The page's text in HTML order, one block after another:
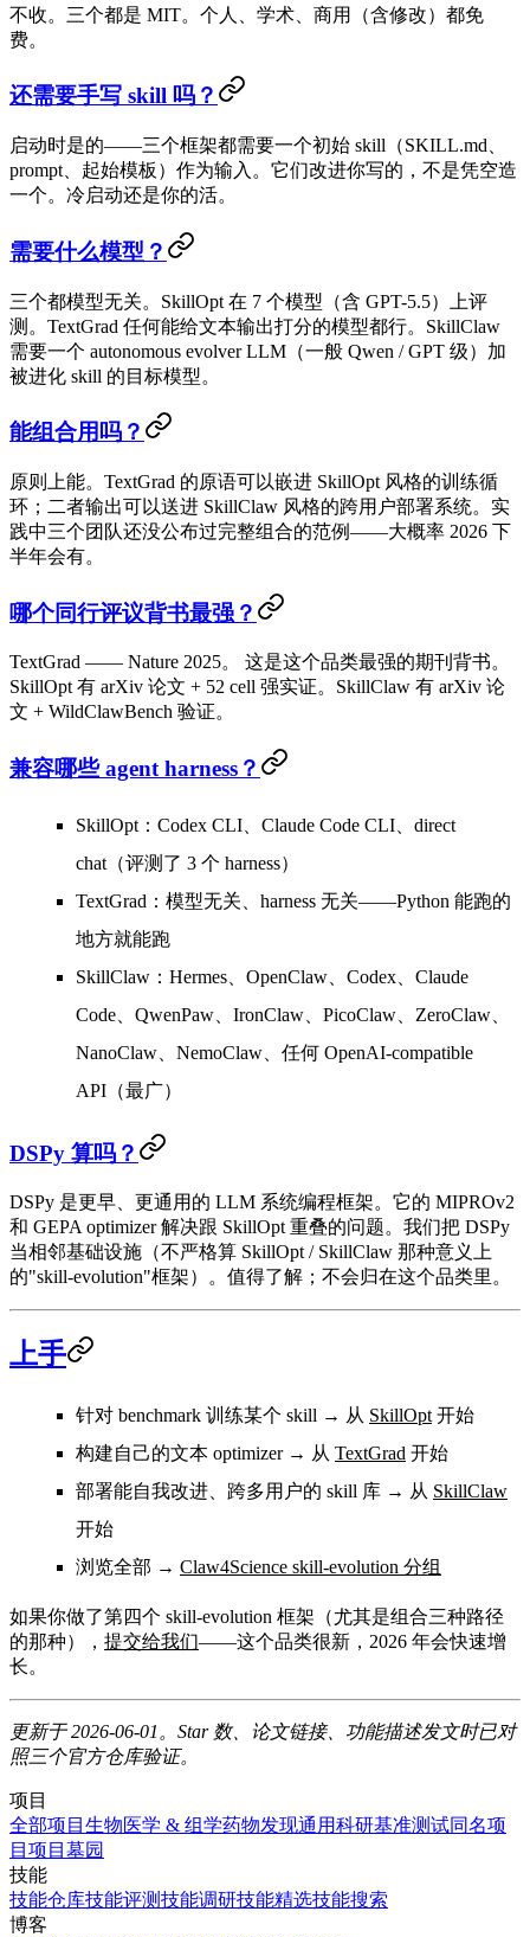
不收。三个都是 MIT。个人、学术、商用（含修改）都免
费。
还需要手写 skill 吗？
启动时是的——三个框架都需要一个初始 skill（SKILL.md、
prompt、起始模板）作为输入。它们改进你写的，不是凭空造
一个。冷启动还是你的活。
需要什么模型？
三个都模型无关。SkillOpt 在 7 个模型（含 GPT-5.5）上评
测。TextGrad 任何能给文本输出打分的模型都行。SkillClaw
需要一个 autonomous evolver LLM（一般 Qwen / GPT 级）加
被进化 skill 的目标模型。
能组合用吗？
原则上能。TextGrad 的原语可以嵌进 SkillOpt 风格的训练循
环；二者输出可以送进 SkillClaw 风格的跨用户部署系统。实
践中三个团队还没公布过完整组合的范例——大概率 2026 下
半年会有。
哪个同行评议背书最强？
TextGrad —— Nature 2025。
这是这个品类最强的期刊背书。
SkillOpt 有 arXiv 论文 + 52 cell 强实证。SkillClaw 有 arXiv 论
文 + WildClawBench 验证。
兼容哪些 agent harness？
SkillOpt ：Codex CLI、Claude Code CLI、direct
chat（评测了 3 个 harness）
TextGrad ：模型无关、harness 无关——Python 能跑的
地方就能跑
SkillClaw ：Hermes、OpenClaw、Codex、Claude
Code、QwenPaw、IronClaw、PicoClaw、ZeroClaw、
NanoClaw、NemoClaw、任何 OpenAI-compatible
API（最广）
DSPy 算吗？
DSPy 是更早、更通用的 LLM 系统编程框架。它的 MIPROv2
和 GEPA optimizer 解决跟 SkillOpt 重叠的问题。我们把 DSPy
当相邻基础设施 （不严格算 SkillOpt / SkillClaw 那种意义上
的"skill-evolution"框架）。值得了解；不会归在这个品类里。
上手
针对 benchmark 训练某个 skill → 从 SkillOpt 开始
构建自己的文本 optimizer→ 从 TextGrad 开始
部署能自我改进、跨多用户的 skill 库 → 从 SkillClaw
开始
浏览全部 → Claw4Science skill-evolution 分组
如果你做了第四个 skill-evolution 框架（尤其是组合三种路径
的那种）， 提交给我们——这个品类很新，2026 年会快速增
长。
更新于 2026-06-01。Star 数、论文链接、功能描述发文时已对
照三个官方仓库验证。
项目
全部项目 生物医学 & 组学药物发现通用科研基准测试同名项
目 项目墓园
技能
技能仓库技能评测技能调研技能精选技能搜索
博客